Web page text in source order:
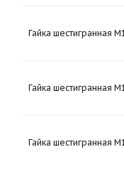
Гайка шестигранная
Гайка шестигранная
Гайка шестигранная